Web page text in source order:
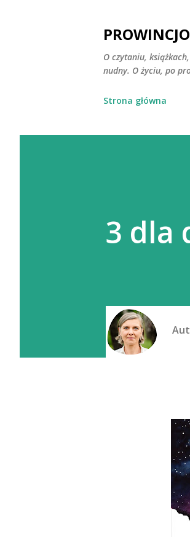
O czytaniu,
nudny. O życiu, po
Strona główna
3 dla